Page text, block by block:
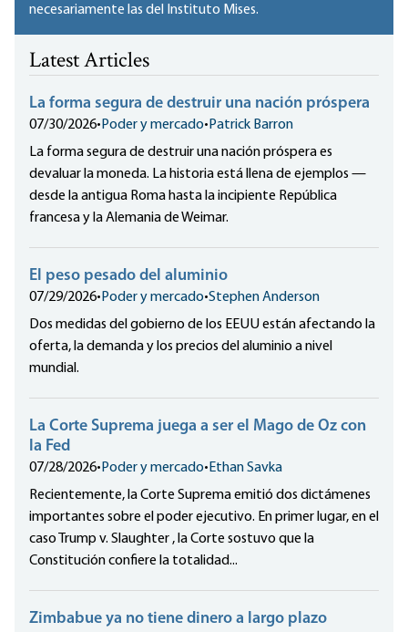
necesariamente las del Instituto Mises.
Latest Articles
La forma segura de destruir una nación próspera
07/30/2026•Poder y mercado•Patrick Barron
La forma segura de destruir una nación próspera es
devaluar la moneda. La historia está llena de ejemplos —
desde la antigua Roma hasta la incipiente República
francesa y la Alemania de Weimar.
El peso pesado del aluminio
07/29/2026•Poder y mercado•Stephen Anderson
Dos medidas del gobierno de los EEUU están afectando la
oferta, la demanda y los precios del aluminio a nivel
mundial.
La Corte Suprema juega a ser el Mago de Oz con
la Fed
07/28/2026•Poder y mercado•Ethan Savka
Recientemente, la Corte Suprema emitió dos dictámenes
importantes sobre el poder ejecutivo. En primer lugar, en el
caso Trump v. Slaughter , la Corte sostuvo que la
Constitución confiere la totalidad...
Zimbabue ya no tiene dinero a largo plazo